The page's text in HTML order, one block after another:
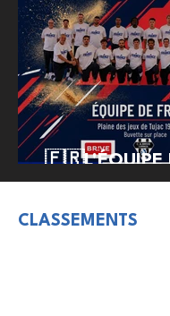
🇫🇷L'ÉQUIPE
BEACH
CLASSEMENTS